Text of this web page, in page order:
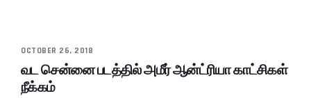
OCTOBER 26, 2018
வட சென்னை படத்தில் அமீர் ஆன்ட்ரியா காட்சிகள்
நீக்கம்